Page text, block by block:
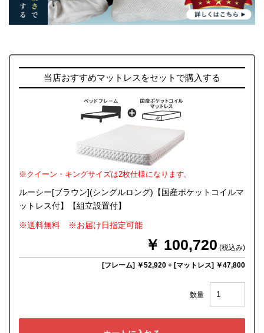
当店おすすめマットレスをセットで購入する
※クイーン・キングサイズは2枚仕様になります。
ルーシー[ブラウン](シングルロング)【国産ポケットコイルマ
ットレス付】【組立設置付】
※送料無料 ※お届け日指定可能
￥ 100,720 (税込み)
[フレーム] ￥52,920 + [マットレス] ￥47,800
数量